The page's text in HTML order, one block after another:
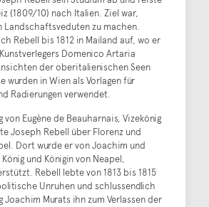
(1809/10) nach Italien. Ziel war,
Landschaftsveduten zu machen.
Rebell bis 1812 in Mailand auf, wo er
Domenico Artaria
der oberitalienischen Seen
wurden in Wien als Vorlagen für
Radierungen verwendet.
von Eugène de Beauharnais, Vizekönig
Joseph Rebell über Florenz und
Dort wurde er von Joachim und
und Königin von Neapel,
Rebell lebte von 1813 bis 1815
Unruhen und schlussendlich
Joachim Murats ihn zum Verlassen der